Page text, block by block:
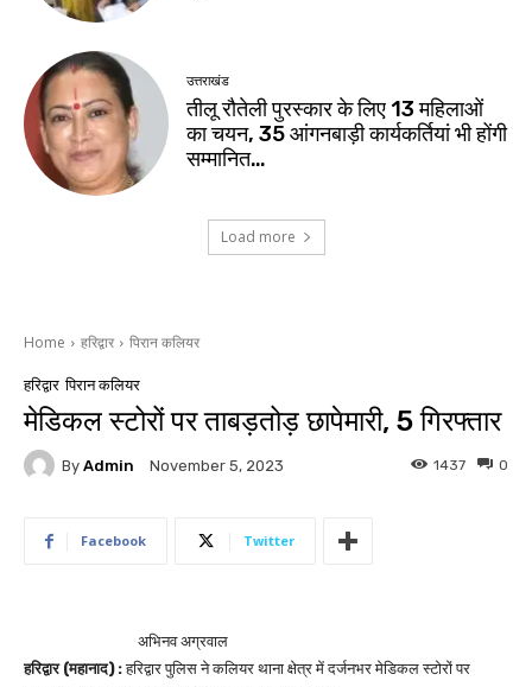
उत्तराखंड
तीलू रौतेली पुरस्कार के लिए 13 महिलाओं
का चयन, 35 आंगनबाड़ी कार्यकर्तियां भी होंगी
सम्मानित…
Load more